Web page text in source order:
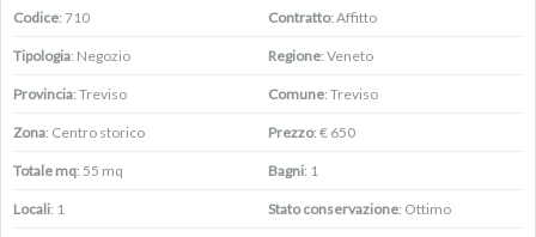
Codice: 710 Contratto: Affitto
Tipologia: Negozio Regione: Veneto
Provincia: Treviso Comune: Treviso
Zona: Centro storico Prezzo: € 650
Totale mq: 55 mq Bagni: 1
Locali: 1 Stato conservazione: Ottimo